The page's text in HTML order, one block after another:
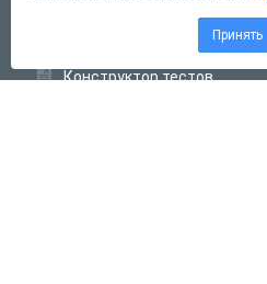
Конструктор тестов
Принять